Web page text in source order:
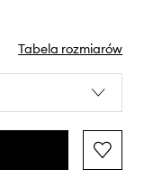
Tabela rozmiarów